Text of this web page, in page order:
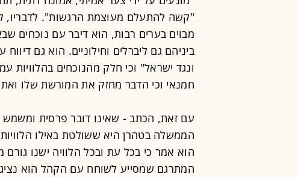
"קשה להתעלם מעוצמת הרגשות". לדבריו,
מבוים בערים רבות, הוא דיבר עם נוכחים
ביניהם גם ליברלים וחילוניים. הוא גם
ונגד ישראל" וכי חלק מהנוכחים
חמנאי וכי הדבר מחזק את המורשת שלו
עם זאת, הכתב - שאינו דובר פרסית ומשמש
הממשלה בטהרן היא ששולטת באילו
הוא אמר כי בכל עת ובכל הלוויה ישנו
המתרגם שמסייע לשוחח עם הקהל הוא